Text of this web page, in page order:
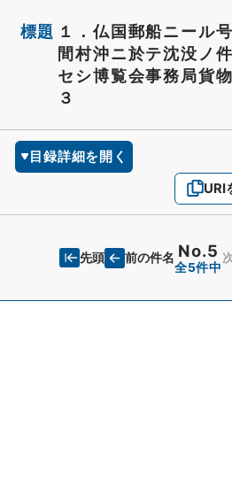
標題 １．仏国郵船ニール
間村沖ニ於テ沈没ノ
セシ博覧会事務局貨
３
目録詳細を開く
URI
先頭 前の件名 No.5
全5件中